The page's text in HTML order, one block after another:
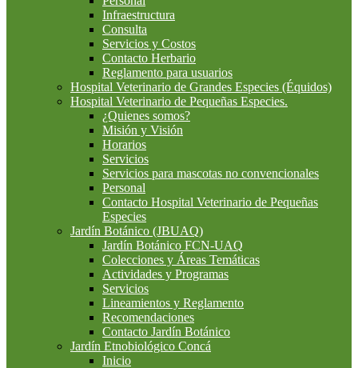
Infraestructura
Consulta
Servicios y Costos
Contacto Herbario
Reglamento para usuarios
Hospital Veterinario de Grandes Especies (Équidos)
Hospital Veterinario de Pequeñas Especies.
¿Quienes somos?
Misión y Visión
Horarios
Servicios
Servicios para mascotas no convencionales
Personal
Contacto Hospital Veterinario de Pequeñas
Especies
Jardín Botánico (JBUAQ)
Jardín Botánico FCN-UAQ
Colecciones y Áreas Temáticas
Actividades y Programas
Servicios
Lineamientos y Reglamento
Recomendaciones
Contacto Jardín Botánico
Jardín Etnobiológico Concá
Inicio